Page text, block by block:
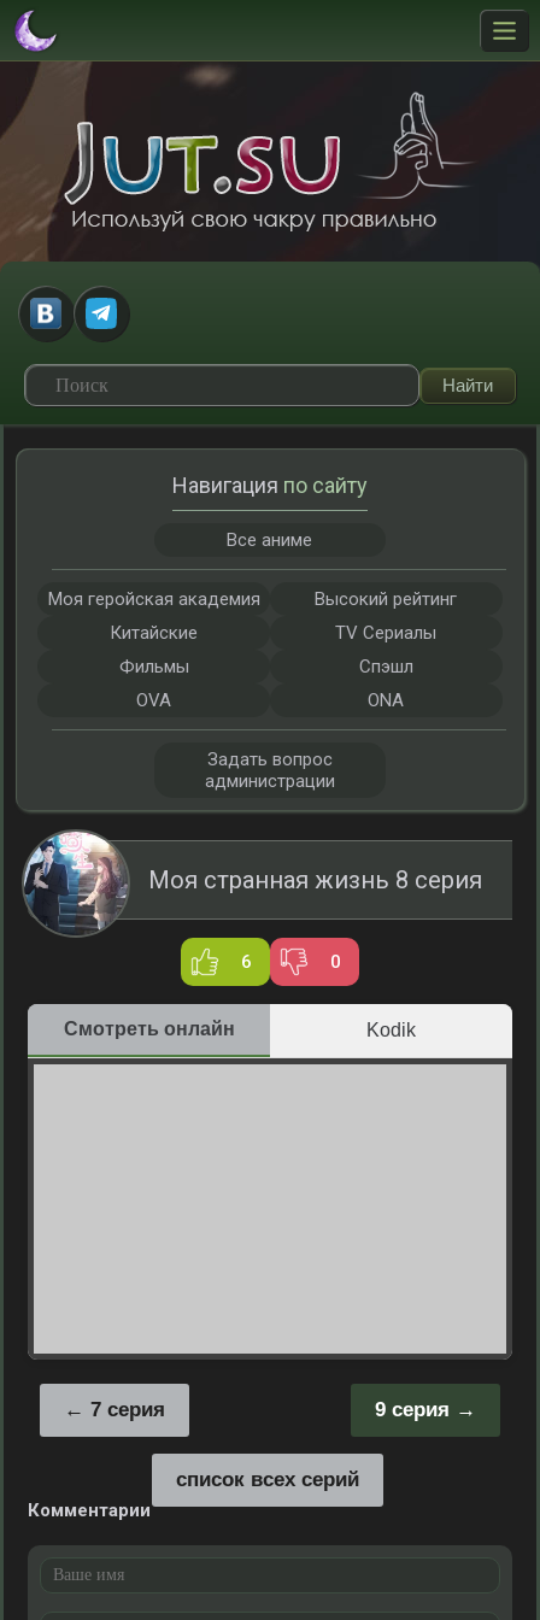
Моя странная жизнь 8 серия
6 0
Смотреть онлайн Kodik
9 серия
7 серия
список всех серий
Комментарии
Навигация по сайту
Все аниме
Моя геройская академия
Высокий рейтинг
Китайские
TV Сериалы
Фильмы
Спэшл
OVA
ONA
Задать вопрос
администрации